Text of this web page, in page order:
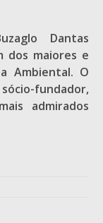
Dantas
dos maiores e
Ambiental. O
fundador,
admirados